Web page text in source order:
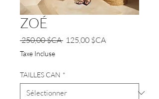
ZOÉ
250,00 $CA Prix
125,00 $CAPrix
Taxe Incluse
TAILLES CAN *